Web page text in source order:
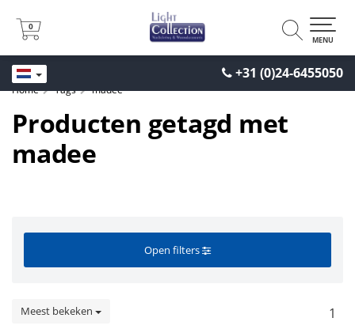
+31 (0)24-6455050
0
0
MENU
Home Tags madee
Producten getagd met
madee
Open filters
Meest bekeken 1